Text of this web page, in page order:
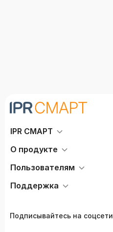
IPR СМАРТ
О продукте
Пользователям
Поддержка
Подписывайтесь на соцсети